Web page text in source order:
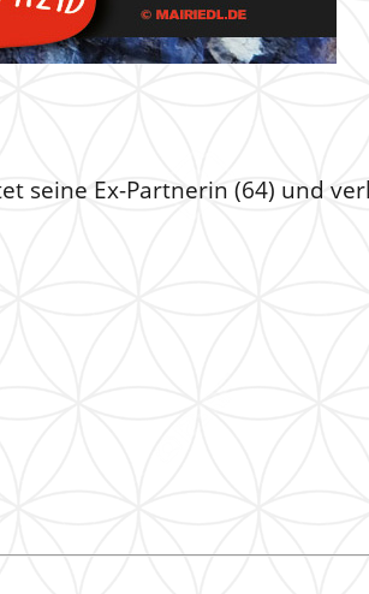
seine Ex-Partnerin (64) und